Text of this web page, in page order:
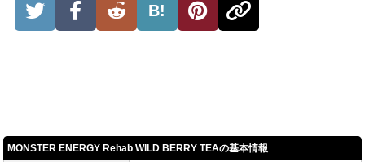
B!
MONSTER ENERGY Rehab WILD BERRY TEAの基本情報